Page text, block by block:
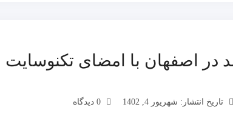
در اصفهان با امضای تکنوسایت
تاریخ انتشار: شهریور 4, 1402